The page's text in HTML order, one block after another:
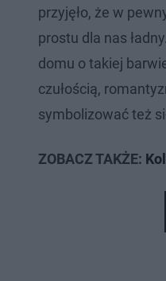
przyjęło, że w
prostu dla nas
domu o takiej
czułością,
symbolizować też
ZOBACZ TAKŻE: